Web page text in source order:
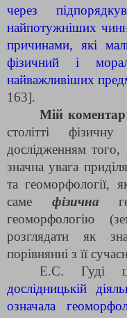
через
найпотужніших
причинами, які
фізичний і
найважливіших
163].
Мій коментар
столітті
дослідженням
значна увага
та геоморфології,
саме фізична
геоморфологію
розглядати як
порівнянні з її
Е.С. Гуді
дослідницькій
означала